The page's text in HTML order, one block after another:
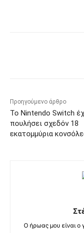
Προηγούμενο άρθρο
Το Nintendo Switch
πουλήσει σχεδόν 18
εκατομμύρια
Ο ήρωας μου είναι ο